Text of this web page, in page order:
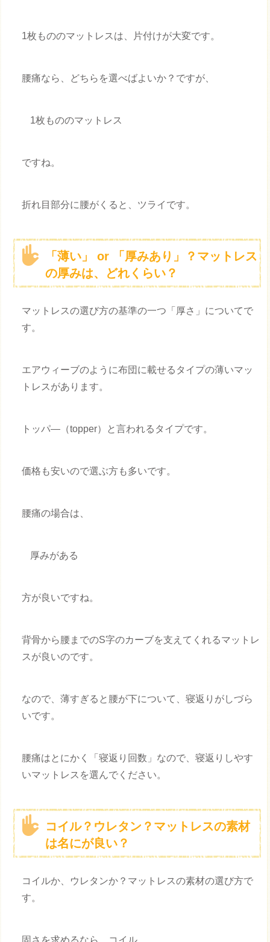
1枚もののマットレスは、片付けが大変です。
腰痛なら、どちらを選べばよいか？ですが、
1枚もののマットレス
ですね。
折れ目部分に腰がくると、ツライです。
「薄い」 or 「厚みあり」？マットレス
の厚みは、どれくらい？
マットレスの選び方の基準の一つ「厚さ」についてで
す。
エアウィーブのように布団に載せるタイプの薄いマッ
トレスがあります。
トッパ―（topper）と言われるタイプです。
価格も安いので選ぶ方も多いです。
腰痛の場合は、
厚みがある
方が良いですね。
背骨から腰までのS字のカーブを支えてくれるマットレ
スが良いのです。
なので、薄すぎると腰が下について、寝返りがしづら
いです。
腰痛はとにかく「寝返り回数」なので、寝返りしやす
いマットレスを選んでください。
コイル？ウレタン？マットレスの素材
は名にが良い？
コイルか、ウレタンか？マットレスの素材の選び方で
す。